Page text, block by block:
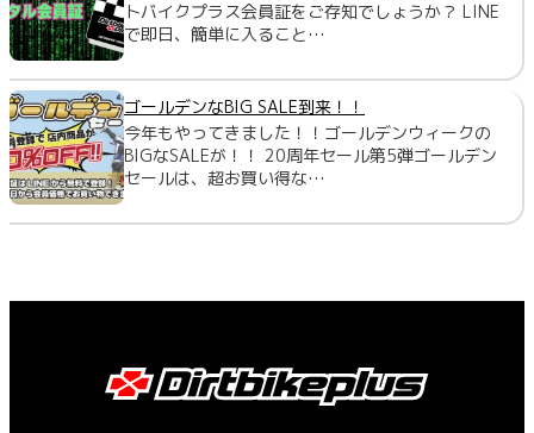
トバイクプラス会員証をご存知でしょうか？ LINE
で即日、簡単に入ること…
ゴールデンなBIG SALE到来！！
今年もやってきました！！ゴールデンウィークの
BIGなSALEが！！ 20周年セール第5弾ゴールデン
セールは、超お買い得な…